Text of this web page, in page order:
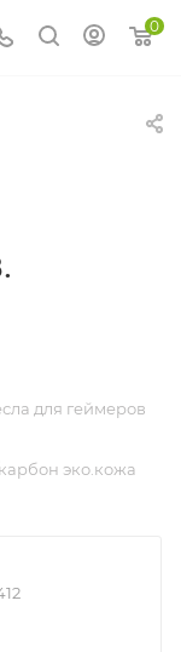
0
для геймеров
эко.кожа